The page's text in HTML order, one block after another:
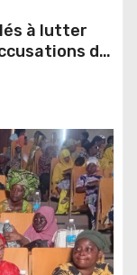
à lutter
de